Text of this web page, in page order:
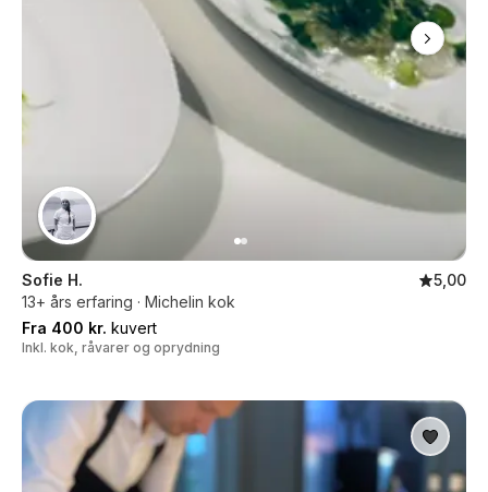
Sofie H.
5,00
13+ års erfaring · Michelin kok
Fra 400 kr. kuvert
Inkl. kok, råvarer og oprydning